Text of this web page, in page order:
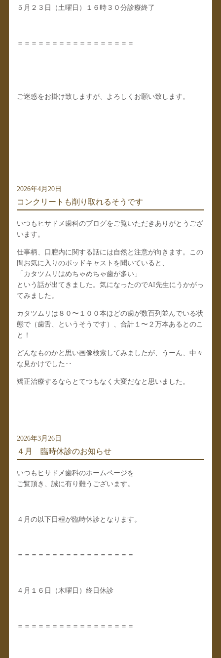
５月２３日（土曜日）１６時３０分診療終了
＝＝＝＝＝＝＝＝＝＝＝＝＝＝＝＝＝
ご迷惑をお掛け致しますが、よろしくお願い致します。
2026年4月20日
コンクリートも削り取れるそうです
いつもヒサドメ歯科のブログをご覧いただきありがとうござ
います。
仕事柄、口腔内に関する話には自然と注意が向きます。この
間お気に入りのポッドキャストを聞いていると、
「カタツムリはめちゃめちゃ歯が多い」
という話が出てきました。気になったのでAI先生にうかがっ
てみました。
カタツムリは８０〜１００本ほどの歯が数百列並んでいる状
態で（歯舌、というそうです）、合計１〜２万本あるとのこ
と！
どんなものかと思い画像検索してみましたが、うーん、中々
な見かけでした‥
矯正治療するならとてつもなく大変だなと思いました。
2026年3月26日
４月 臨時休診のお知らせ
いつもヒサドメ歯科のホームページを
ご覧頂き、誠に有り難うございます。
４月の以下日程が臨時休診となります。
＝＝＝＝＝＝＝＝＝＝＝＝＝＝＝＝＝
４月１６日（木曜日）終日休診
＝＝＝＝＝＝＝＝＝＝＝＝＝＝＝＝＝